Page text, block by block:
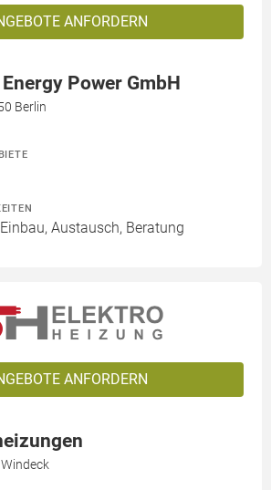
ANFORDERN
Power GmbH
Berlin
Austausch, Beratung
ANFORDERN